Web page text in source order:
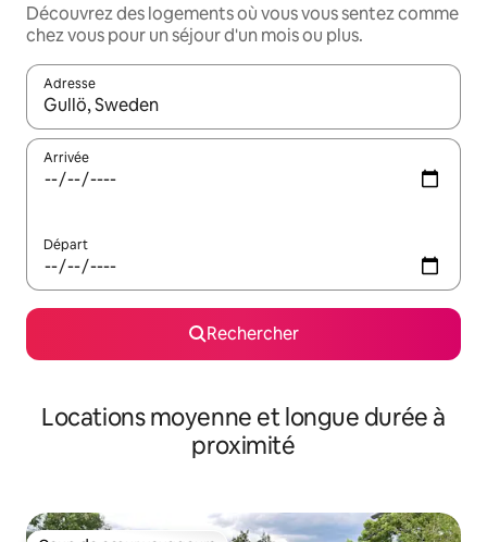
Découvrez des logements où vous vous sentez comme
chez vous pour un séjour d'un mois ou plus.
Adresse
Lorsque les résultats s'affichent, utilisez les flèches vers le
Arrivée
Départ
Rechercher
Locations moyenne et longue durée à
proximité